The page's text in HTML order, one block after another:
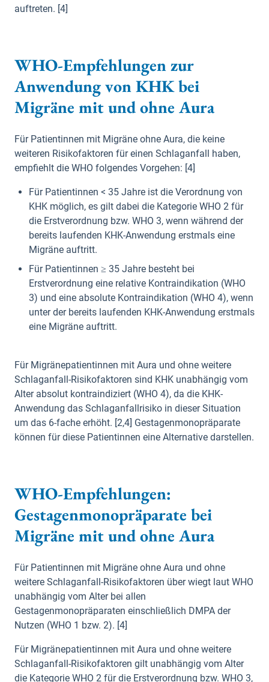
auftreten. [4]
WHO-Empfehlungen zur
Anwendung von KHK bei
Migräne mit und ohne Aura
Für Patientinnen mit Migräne ohne Aura, die keine
weiteren Risikofaktoren für einen Schlaganfall haben,
empfiehlt die WHO folgendes Vorgehen: [4]
Für Patientinnen < 35 Jahre ist die Verordnung von
KHK möglich, es gilt dabei die Kategorie WHO 2 für
die Erstverordnung bzw. WHO 3, wenn während der
bereits laufenden KHK-Anwendung erstmals eine
Migräne auftritt.
Für Patientinnen ≥ 35 Jahre besteht bei
Erstverordnung eine relative Kontraindikation (WHO
3) und eine absolute Kontraindikation (WHO 4), wenn
unter der bereits laufenden KHK-Anwendung erstmals
eine Migräne auftritt.
Für Migränepatientinnen mit Aura und ohne weitere
Schlaganfall-Risikofaktoren sind KHK unabhängig vom
Alter absolut kontraindiziert (WHO 4), da die KHK-
Anwendung das Schlaganfallrisiko in dieser Situation
um das 6-fache erhöht. [2,4] Gestagenmonopräparate
können für diese Patientinnen eine Alternative darstellen.
WHO-Empfehlungen:
Gestagenmonopräparate bei
Migräne mit und ohne Aura
Für Patientinnen mit Migräne ohne Aura und ohne
weitere Schlaganfall-Risikofaktoren über wiegt laut WHO
unabhängig vom Alter bei allen
Gestagenmonopräparaten einschließlich DMPA der
Nutzen (WHO 1 bzw. 2). [4]
Für Migränepatientinnen mit Aura und ohne weitere
Schlaganfall-Risikofaktoren gilt unabhängig vom Alter
die Kategorie WHO 2 für die Erstverordnung bzw. WHO 3,